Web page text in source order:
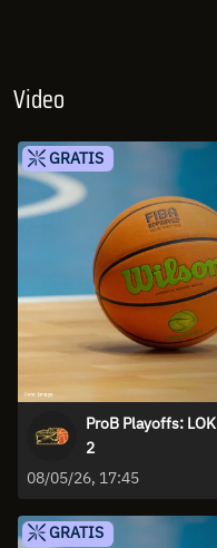
Video
GRATIS
ProB Playoffs:
2
08/05/26, 17:45
GRATIS